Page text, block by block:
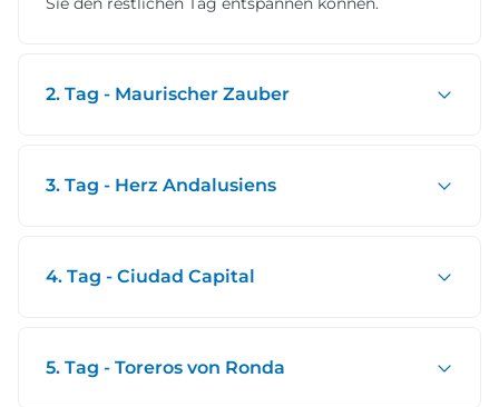
2. Tag - Maurischer Zauber
3. Tag - Herz Andalusiens
4. Tag - Ciudad Capital
5. Tag - Toreros von Ronda